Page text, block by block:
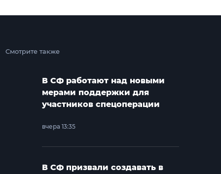
Смотрите также
В СФ работают над новыми
мерами поддержки для
участников спецоперации
вчера 13:35
В СФ призвали создавать в